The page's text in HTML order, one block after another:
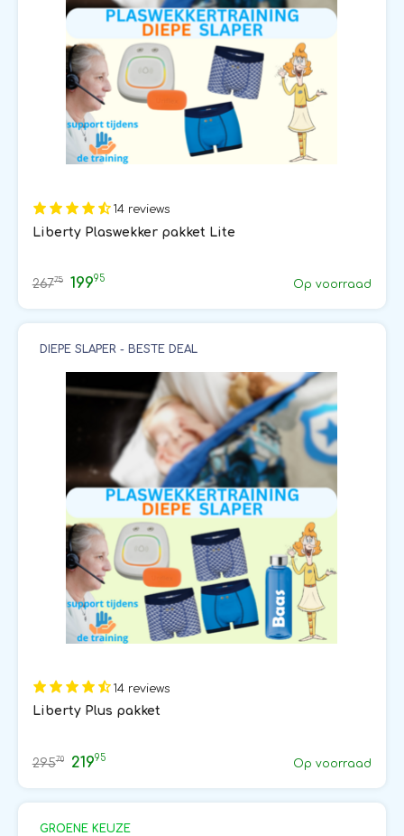
14 reviews
Liberty Plaswekker pakket Lite
26775 19995 Op voorraad
DIEPE SLAPER - BESTE DEAL
14 reviews
Liberty Plus pakket
29570 21995 Op voorraad
GROENE KEUZE